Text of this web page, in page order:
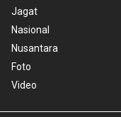
Jagat
Nasional
Nusantara
Foto
Video